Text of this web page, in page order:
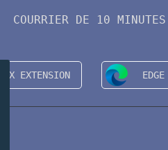
COURRIER DE 10 MINUTES